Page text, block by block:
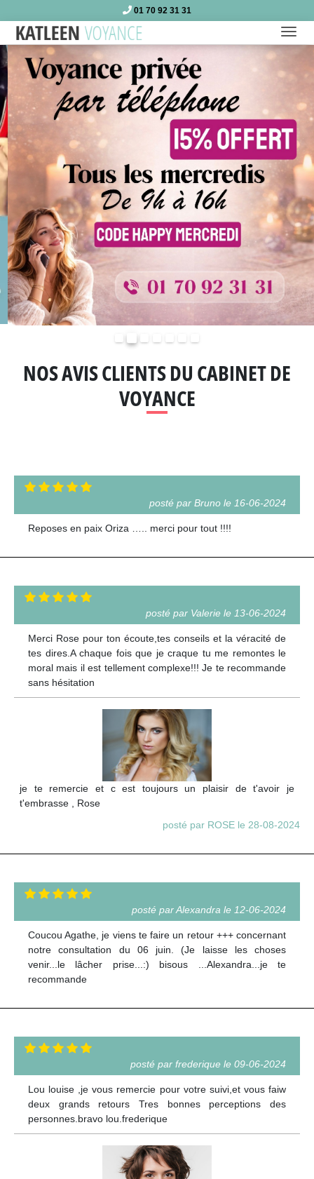
01 70 92 31 31
NOS AVIS CLIENTS DU CABINET DE
VOYANCE
posté par Bruno le 16-06-2024
Reposes en paix Oriza ….. merci pour tout !!!!
posté par Valerie le 13-06-2024
Merci Rose pour ton écoute,tes conseils et la véracité de
tes dires.A chaque fois que je craque tu me remontes le
moral mais il est tellement complexe!!! Je te recommande
sans hésitation
je te remercie et c est toujours un plaisir de t'avoir je
t'embrasse , Rose
posté par ROSE le 28-08-2024
posté par Alexandra le 12-06-2024
Coucou Agathe, je viens te faire un retour +++ concernant
notre consultation du 06 juin. (Je laisse les choses
venir...le lâcher prise...:) bisous ...Alexandra...je te
recommande
posté par frederique le 09-06-2024
Lou louise ,je vous remercie pour votre suivi,et vous faiw
deux grands retours Tres bonnes perceptions des
personnes.bravo lou.frederique